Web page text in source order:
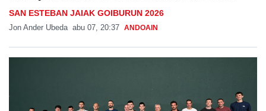
SAN ESTEBAN JAIAK GOIBURUN 2026
Jon Ander Ubeda abu 07, 20:37 ANDOAIN